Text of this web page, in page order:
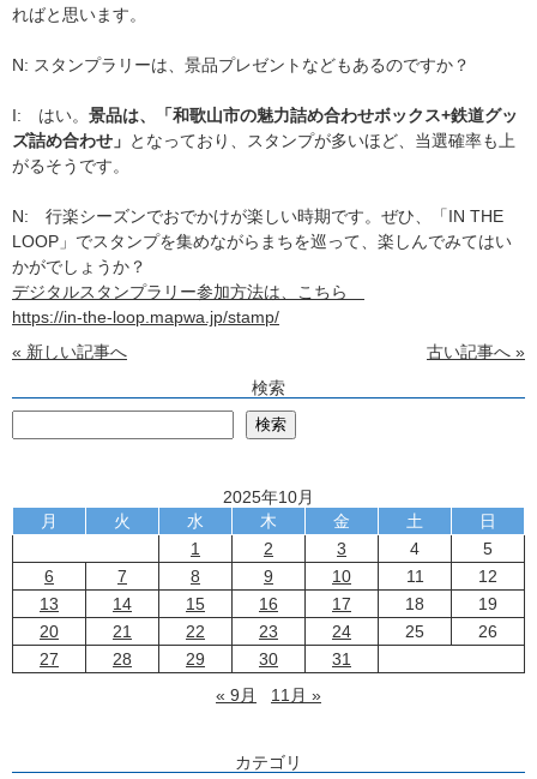
ればと思います。
N: スタンプラリーは、景品プレゼントなどもあるのですか？
I: はい。 景品は、「和歌山市の魅力詰め合わせボックス+鉄道グッ
ズ詰め合わせ」 となっており、スタンプが多いほど、当選確率も上
がるそうです。
N: 行楽シーズンでおでかけが楽しい時期です。ぜひ、「IN THE
LOOP」でスタンプを集めながらまちを巡って、楽しんでみてはい
かがでしょうか？
デジタルスタンプラリー参加方法は、こちら
https://in-the-loop.mapwa.jp/stamp/
« 新しい記事へ
古い記事へ »
検索
検索
2025年10月
月
火 水 木 金 土
日
1
2 3 4
5
6
7 8 9 10 11
12
13
14 15 16 17 18
19
20
21 22 23 24 25
26
27
28 29 30
31
« 9月
11月 »
カテゴリ